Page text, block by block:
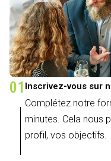
01 Inscrivez-vous sur
Complétez notre
minutes. Cela nous
profil, vos objectifs.